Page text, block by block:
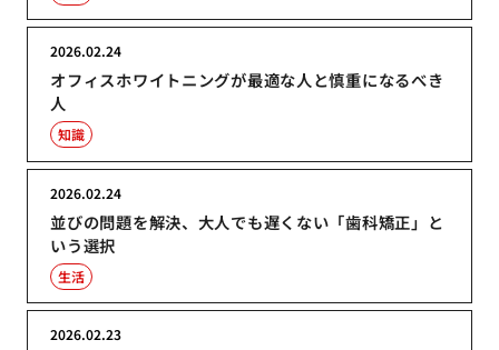
オフィスホワイトニングが最適な人と慎重になるべき
人
2026.02.24
知識
並びの問題を解決、大人でも遅くない「歯科矯正」と
いう選択
2026.02.24
生活
2026.02.23